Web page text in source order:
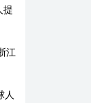
提
江
人